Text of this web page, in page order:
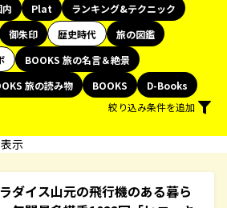
Plat
ランキング&テクニック
御朱印 歴史時代
旅の図鑑
BOOKS 旅の名言＆絶景
旅の読み物 BOOKS
D-Books
絞り込み条件を追加
示
ダイス山元の飛行機のある暮ら